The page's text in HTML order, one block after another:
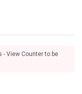
- View Counter to be